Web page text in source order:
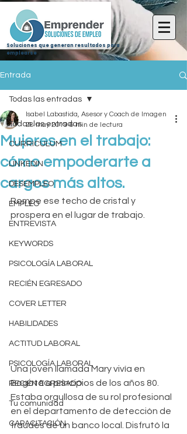
Soluciones que generan resultados para
emplearse
Entrada
Todas las entradas
CURRICULUM
LINKEDIN
DESEMPLEO
EMPLEO
ENTREVISTA
KEYWORDS
PSICOLOGÍA LABORAL
RECIÉN EGRESADO
COVER LETTER
HABILIDADES
ACTITUD LABORAL
PSICOLOGÍA LABORAL
RECIÉN EGRESADO
Tu comunidad
CAPACITACIÓN
Todas las entradas
Mujeres en el trabajo:
cómo empoderarte a
cargos más altos.
Isabel Labastida, Asesor y Coach de Imagen
28 may 2019 6 min de lectura
Rompe ese techo de cristal y
prospera en el lugar de trabajo.
Una joven llamada Mary vivía en
Bogotá a principios de los años 80.
Estaba orgullosa de su rol profesional
en el departamento de detección de
fraudes de un banco local. Disfrutó la